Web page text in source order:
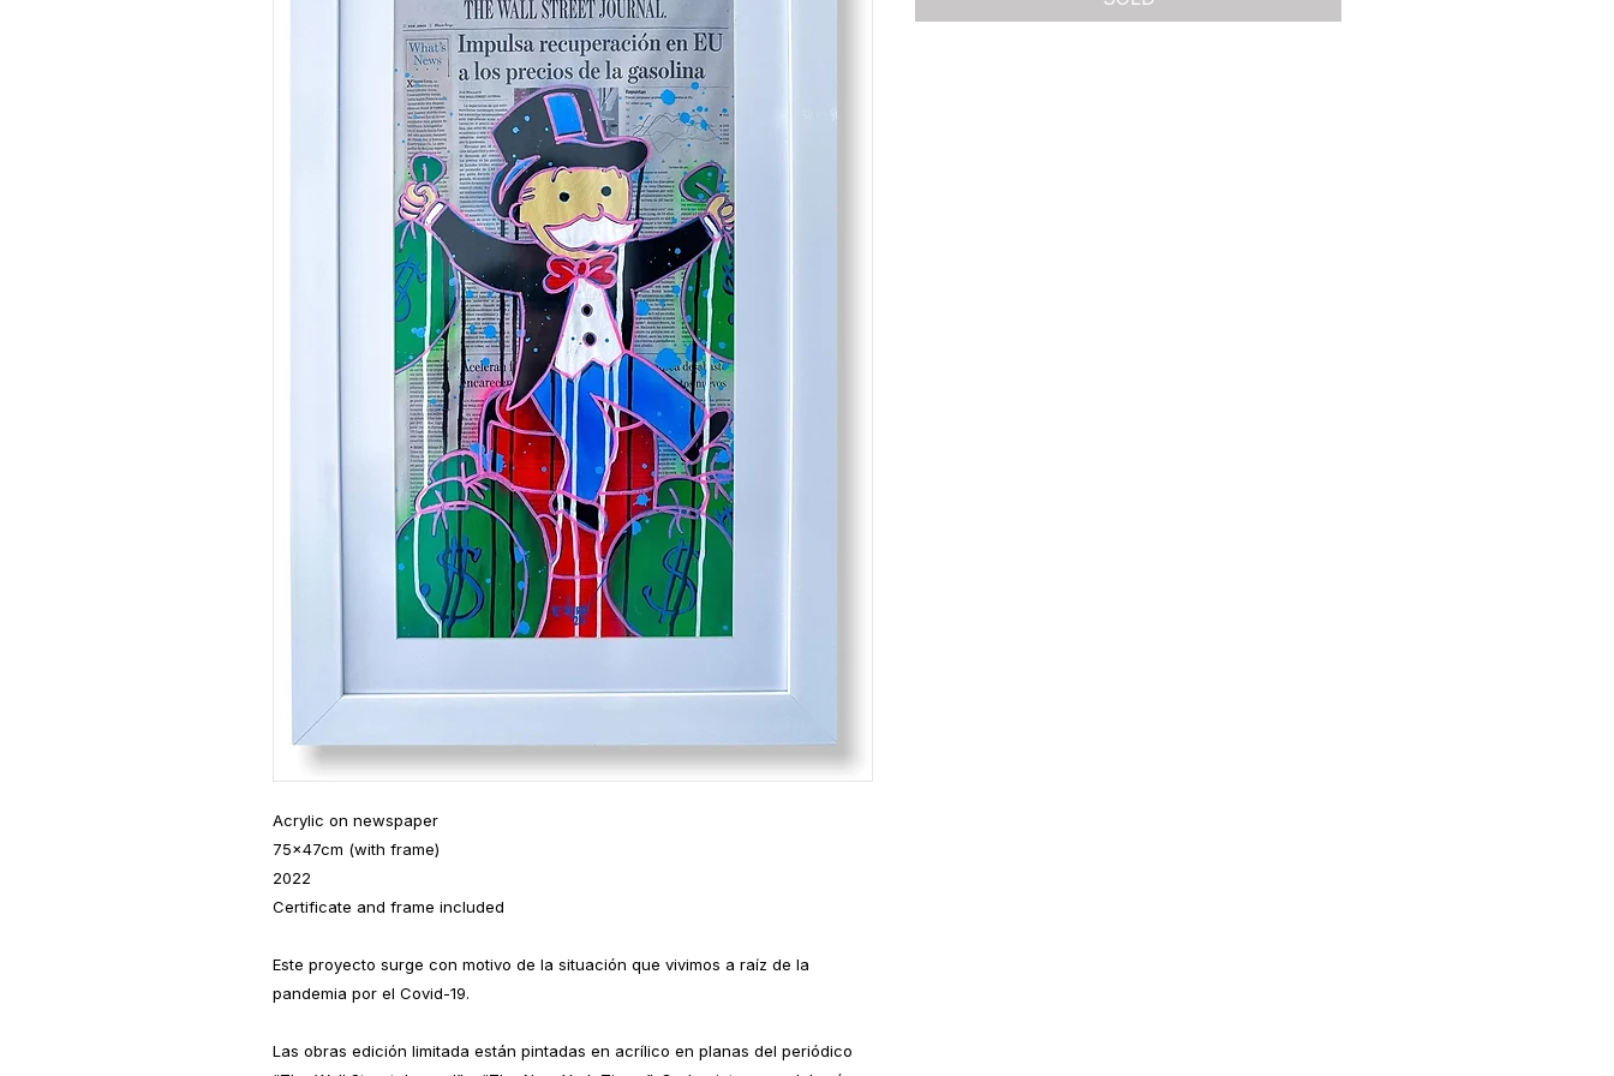
Acrylic on newspaper
75x47cm (with frame)
2022
Certificate and frame included
Este proyecto surge con motivo de la situación que vivimos a raíz de la
pandemia por el Covid-19.
Las obras edición limitada están pintadas en acrílico en planas del periódico